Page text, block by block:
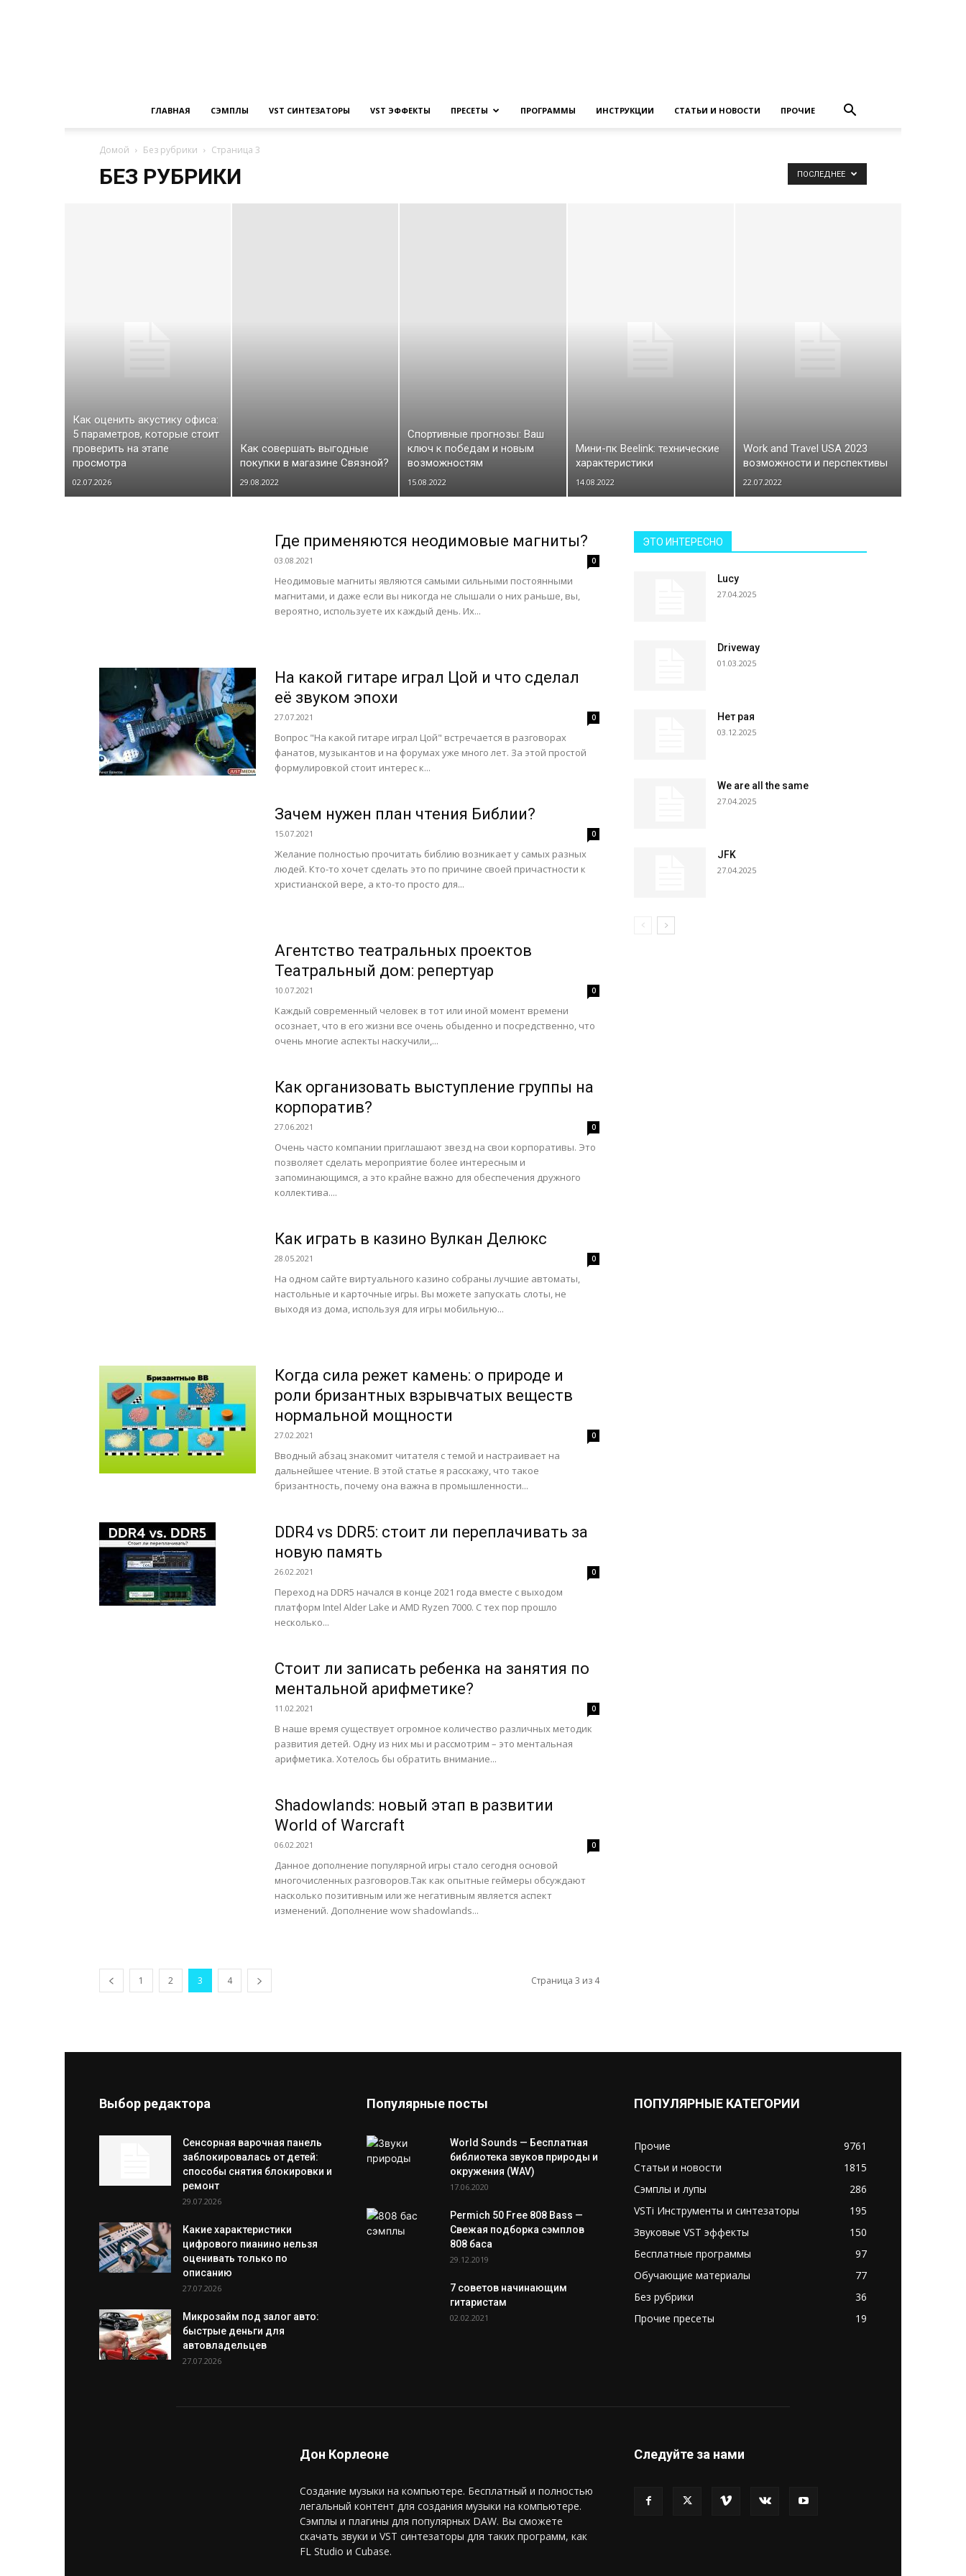
ГЛАВНАЯ СЭМПЛЫ VST СИНТЕЗАТОРЫ VST ЭФФЕКТЫ ПРЕСЕТЫ ПРОГРАММЫ ИНСТРУКЦИИ СТАТЬИ И НОВОСТИ ПРОЧИЕ
Домой Без рубрики Страница 3
БЕЗ РУБРИКИ ПОСЛЕДНЕЕ
Как оценить акустику офиса:
5 параметров, которые стоит
проверить на этапе
просмотра
02.07.2026
Как совершать выгодные
покупки в магазине Связной?
29.08.2022
Спортивные прогнозы: Ваш
ключ к победам и новым
возможностям
15.08.2022
Мини-пк Beelink: технические
характеристики
14.08.2022
Work and Travel USA 2023
возможности и перспективы
22.07.2022
Где применяются неодимовые магниты?
03.08.2021 0
Неодимовые магниты являются самыми сильными постоянными
магнитами, и даже если вы никогда не слышали о них раньше, вы,
вероятно, используете их каждый день. Их...
На какой гитаре играл Цой и что сделал
её звуком эпохи
27.07.2021 0
Вопрос "На какой гитаре играл Цой" встречается в разговорах
фанатов, музыкантов и на форумах уже много лет. За этой простой
формулировкой стоит интерес к...
Зачем нужен план чтения Библии?
15.07.2021 0
Желание полностью прочитать библию возникает у самых разных
людей. Кто-то хочет сделать это по причине своей причастности к
христианской вере, а кто-то просто для...
Агентство театральных проектов
Театральный дом: репертуар
10.07.2021 0
Каждый современный человек в тот или иной момент времени
осознает, что в его жизни все очень обыденно и посредственно, что
очень многие аспекты наскучили,...
Как организовать выступление группы на
корпоратив?
27.06.2021 0
Очень часто компании приглашают звезд на свои корпоративы. Это
позволяет сделать мероприятие более интересным и
запоминающимся, а это крайне важно для обеспечения дружного
коллектива....
Как играть в казино Вулкан Делюкс
28.05.2021 0
На одном сайте виртуального казино собраны лучшие автоматы,
настольные и карточные игры. Вы можете запускать слоты, не
выходя из дома, используя для игры мобильную...
Когда сила режет камень: о природе и
роли бризантных взрывчатых веществ
нормальной мощности
27.02.2021 0
Вводный абзац знакомит читателя с темой и настраивает на
дальнейшее чтение. В этой статье я расскажу, что такое
бризантность, почему она важна в промышленности...
DDR4 vs DDR5: стоит ли переплачивать за
новую память
26.02.2021 0
Переход на DDR5 начался в конце 2021 года вместе с выходом
платформ Intel Alder Lake и AMD Ryzen 7000. С тех пор прошло
несколько...
Стоит ли записать ребенка на занятия по
ментальной арифметике?
11.02.2021 0
В наше время существует огромное количество различных методик
развития детей. Одну из них мы и рассмотрим – это ментальная
арифметика. Хотелось бы обратить внимание...
Shadowlands: новый этап в развитии
World of Warcraft
06.02.2021 0
Данное дополнение популярной игры стало сегодня основой
многочисленных разговоров.Так как опытные геймеры обсуждают
насколько позитивным или же негативным является аспект
изменений. Дополнение wow shadowlands...
1 2 3 4 Страница 3 из 4
ЭТО ИНТЕРЕСНО
Lucy
27.04.2025
Driveway
01.03.2025
Нет рая
03.12.2025
We are all the same
27.04.2025
JFK
27.04.2025
Выбор редактора
Сенсорная варочная панель
заблокировалась от детей:
способы снятия блокировки и
ремонт
29.07.2026
Какие характеристики
цифрового пианино нельзя
оценивать только по
описанию
27.07.2026
Микрозайм под залог авто:
быстрые деньги для
автовладельцев
27.07.2026
Популярные посты
World Sounds — Бесплатная
библиотека звуков природы и
окружения (WAV)
17.06.2020
Permich 50 Free 808 Bass —
Свежая подборка сэмплов
808 баса
29.12.2019
7 советов начинающим
гитаристам
02.02.2021
ПОПУЛЯРНЫЕ КАТЕГОРИИ
Прочие
9761
Статьи и новости
1815
Сэмплы и лупы
286
VSTi Инструменты и синтезаторы
195
Звуковые VST эффекты
150
Бесплатные программы
97
Обучающие материалы
77
Без рубрики
36
Прочие пресеты
19
Дон Корлеоне
Создание музыки на компьютере. Бесплатный и полностью
легальный контент для создания музыки на компьютере.
Сэмплы и плагины для популярных DAW. Вы сможете
скачать звуки и VST синтезаторы для таких программ, как
FL Studio и Cubase.
Следуйте за нами